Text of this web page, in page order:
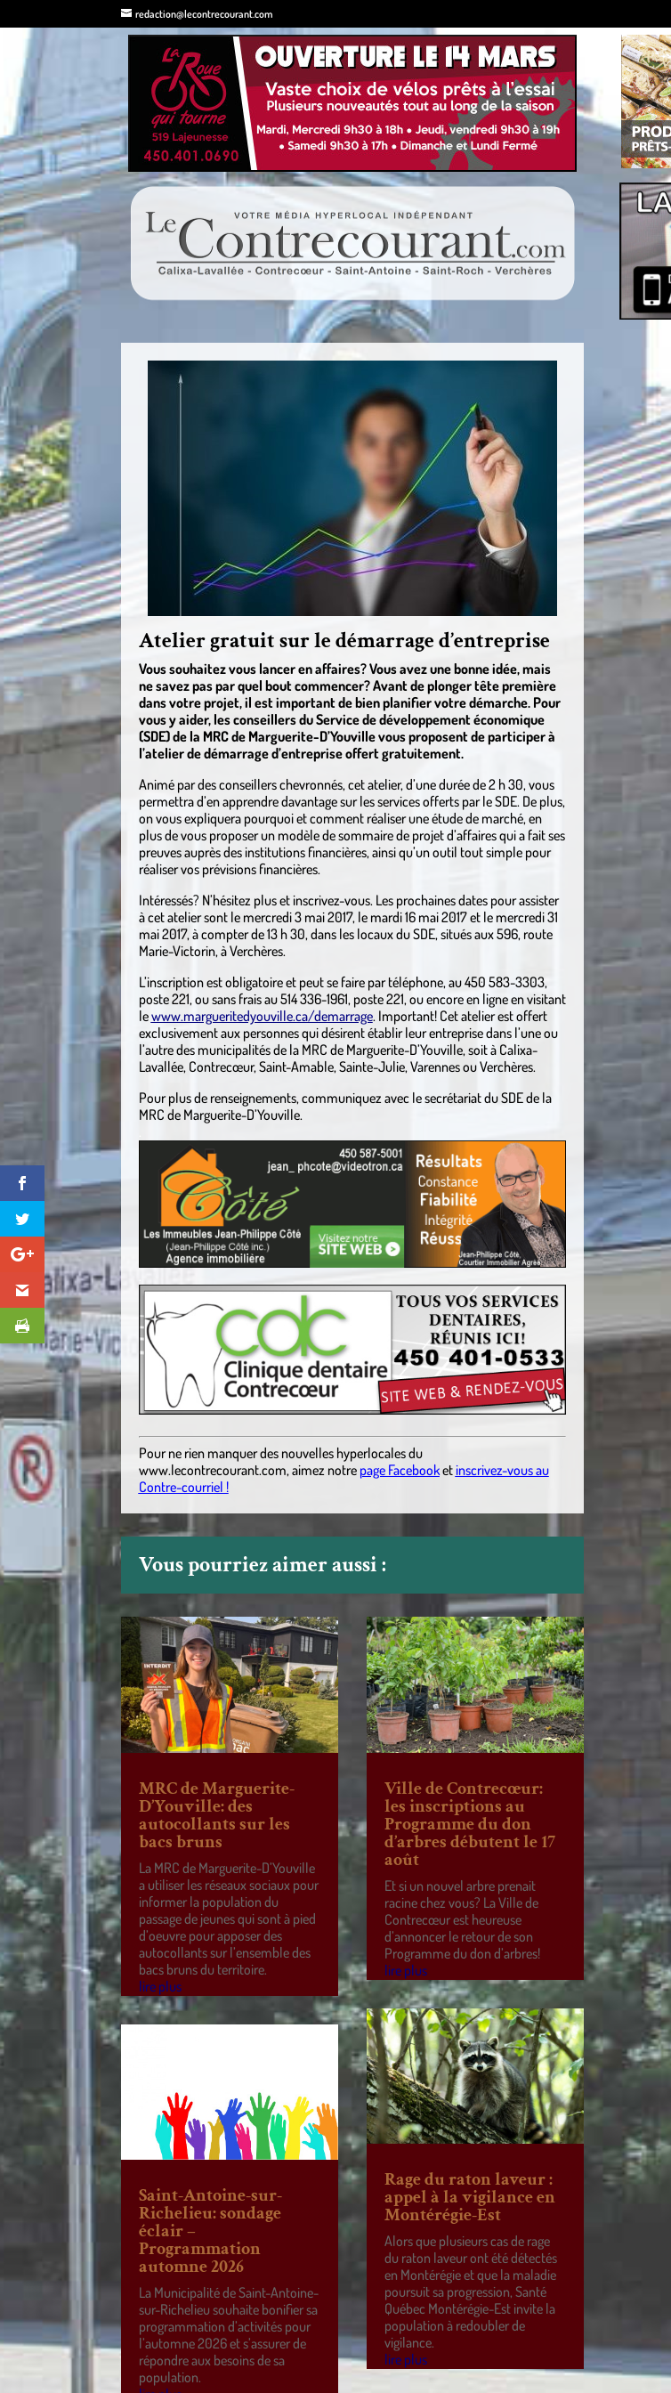
redaction@lecontrecourant.com
Atelier gratuit sur le démarrage d’entreprise
Vous souhaitez vous lancer en affaires? Vous avez une bonne idée, mais
ne savez pas par quel bout commencer? Avant de plonger tête première
dans votre projet, il est important de bien planifier votre démarche. Pour
vous y aider, les conseillers du Service de développement économique
(SDE) de la MRC de Marguerite-D’Youville vous proposent de participer à
l’atelier de démarrage d’entreprise offert gratuitement.
Animé par des conseillers chevronnés, cet atelier, d’une durée de 2 h 30, vous
permettra d’en apprendre davantage sur les services offerts par le SDE. De plus,
on vous expliquera pourquoi et comment réaliser une étude de marché, en
plus de vous proposer un modèle de sommaire de projet d’affaires qui a fait ses
preuves auprès des institutions financières, ainsi qu’un outil tout simple pour
réaliser vos prévisions financières.
Intéressés? N’hésitez plus et inscrivez-vous. Les prochaines dates pour assister
à cet atelier sont le mercredi 3 mai 2017, le mardi 16 mai 2017 et le mercredi 31
mai 2017, à compter de 13 h 30, dans les locaux du SDE, situés aux 596, route
Marie-Victorin, à Verchères.
L’inscription est obligatoire et peut se faire par téléphone, au 450 583-3303,
poste 221, ou sans frais au 514 336-1961, poste 221, ou encore en ligne en visitant
lewww.margueritedyouville.ca/demarrage. Important! Cet atelier est offert
exclusivement aux personnes qui désirent établir leur entreprise dans l’une ou
l’autre des municipalités de la MRC de Marguerite-D’Youville, soit à Calixa-
Lavallée, Contrecœur, Saint-Amable, Sainte-Julie, Varennes ou Verchères.
Pour plus de renseignements, communiquez avec le secrétariat du SDE de la
MRC de Marguerite-D’Youville.
Pour ne rien manquer des nouvelles hyperlocales du
www.lecontrecourant.com,aimez notre page Facebooketinscrivez-vous au
Contre-courriel !
Vous pourriez aimer aussi :
MRC de Marguerite-
D’Youville: des
autocollants sur les
bacs bruns
La MRC de Marguerite-D’Youville
a utiliser les réseaux sociaux pour
informer la population du
passage de jeunes qui sont à pied
d’oeuvre pour apposer des
autocollants sur l’ensemble des
bacs bruns du territoire.
lire plus
Saint-Antoine-sur-
Richelieu: sondage
éclair –
Programmation
automne 2026
La Municipalité de Saint-Antoine-
sur-Richelieu souhaite bonifier sa
programmation d’activités pour
l’automne 2026 et s’assurer de
répondre aux besoins de sa
population.
Ville de Contrecœur:
les inscriptions au
Programme du don
d’arbres débutent le 17
août
Et si un nouvel arbre prenait
racine chez vous? La Ville de
Contrecœur est heureuse
d’annoncer le retour de son
Programme du don d’arbres!
lire plus
Rage du raton laveur :
appel à la vigilance en
Montérégie-Est
Alors que plusieurs cas de rage
du raton laveur ont été détectés
en Montérégie et que la maladie
poursuit sa progression, Santé
Québec Montérégie-Est invite la
population à redoubler de
vigilance.
lire plus